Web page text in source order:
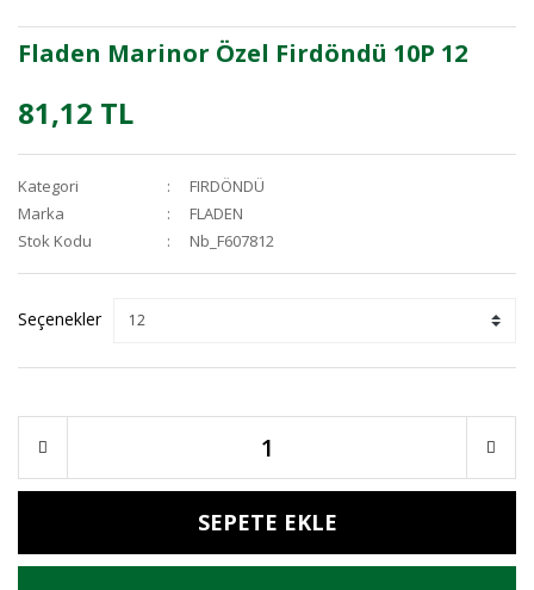
Fladen Marinor Özel Firdöndü 10P 12
81,12 TL
Kategori
FIRDÖNDÜ
Marka
FLADEN
Stok Kodu
Nb_F607812
Seçenekler
SEPETE EKLE